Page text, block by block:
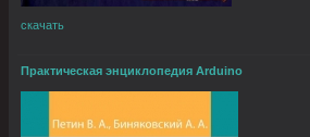
скачать
Практическая энциклопедия Arduino